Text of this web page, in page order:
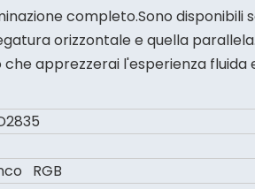
completo.Sono disponibili
orizzontale e quella
apprezzerai l'esperienza
RGB